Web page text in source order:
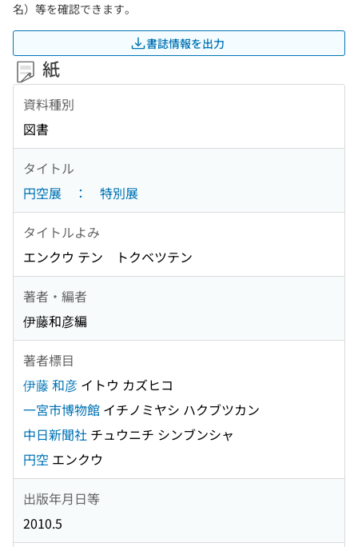
名）等を確認できます。
書誌情報を出力
紙
資料種別
図書
タイトル
円空展 ： 特別展
タイトルよみ
エンクウ テン トクベツテン
著者・編者
伊藤和彦編
著者標目
伊藤 和彦 イトウ カズヒコ
一宮市博物館 イチノミヤシ ハクブツカン
中日新聞社 チュウニチ シンブンシャ
円空 エンクウ
出版年月日等
2010.5